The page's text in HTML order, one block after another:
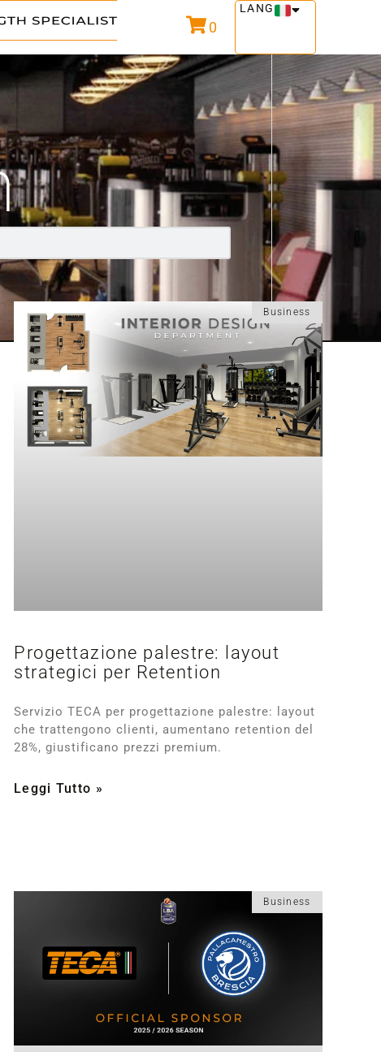
0
LANG
Business
Progettazione palestre: layout
strategici per Retention
Servizio TECA per progettazione palestre: layout
che trattengono clienti, aumentano retention del
28%, giustificano prezzi premium.
Leggi Tutto »
Business